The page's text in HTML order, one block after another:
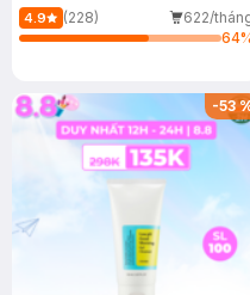
500ml
4.9 (228)
622/
64
-53